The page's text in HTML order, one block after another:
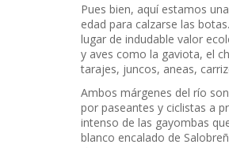
Pues bien, aquí estamos
edad para calzarse las
lugar de indudable valor
y aves como la gaviota, el
tarajes, juncos, aneas,
Ambos márgenes del río
por paseantes y ciclistas a
intenso de las gayombas
blanco encalado de